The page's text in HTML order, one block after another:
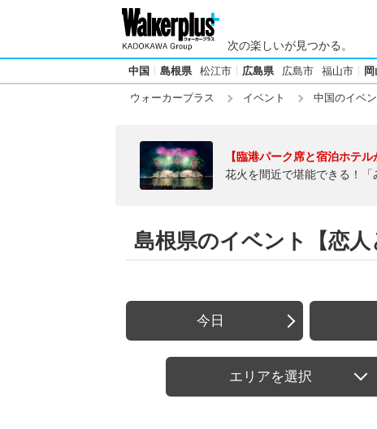
次の楽しいが見つかる。
中国 島根県 松江市 広島県 広島市 福山市
ウォーカープラス イベント 中国のイベン
【臨港パーク席と宿泊ホテル
花火を間近で堪能できる！
島根県のイベント【恋人
今日
エリアを選択